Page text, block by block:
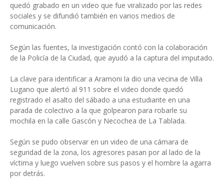
quedó grabado en un video que fue viralizado por las redes
sociales y se difundió también en varios medios de
comunicación.
Según las fuentes, la investigación contó con la colaboración
de la Policía de la Ciudad, que ayudó a la captura del imputado.
La clave para identificar a Aramoni la dio una vecina de Villa
Lugano que alertó al 911 sobre el video donde quedó
registrado el asalto del sábado a una estudiante en una
parada de colectivo a la que golpearon para robarle su
mochila en la calle Gascón y Necochea de La Tablada.
Según se pudo observar en un video de una cámara de
seguridad de la zona, los agresores pasan por al lado de la
víctima y luego vuelven sobre sus pasos y el hombre la agarra
por detrás.